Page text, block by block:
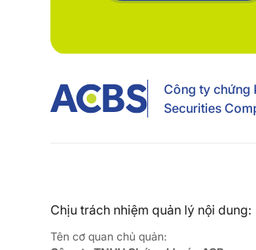
Công ty chứng
Securities
Chịu trách nhiệm quản lý nội dung:
Tên cơ quan chủ quản: